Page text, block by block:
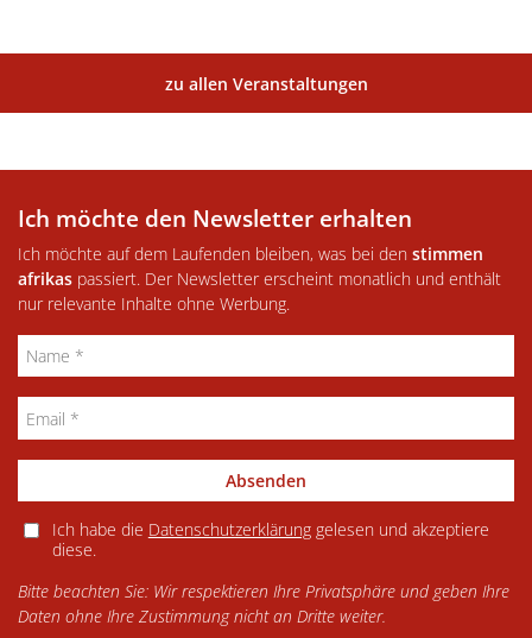
zu allen Veranstaltungen
Ich möchte den Newsletter erhalten
Ich möchte auf dem Laufenden bleiben, was bei den stimmen
afrikas passiert. Der Newsletter erscheint monatlich und enthält
nur relevante Inhalte ohne Werbung.
Absenden
Ich habe die Datenschutzerklärunggelesen und akzeptiere
diese.
Bitte beachten Sie: Wir respektieren Ihre Privatsphäre und geben Ihre
Daten ohne Ihre Zustimmung nicht an Dritte weiter.